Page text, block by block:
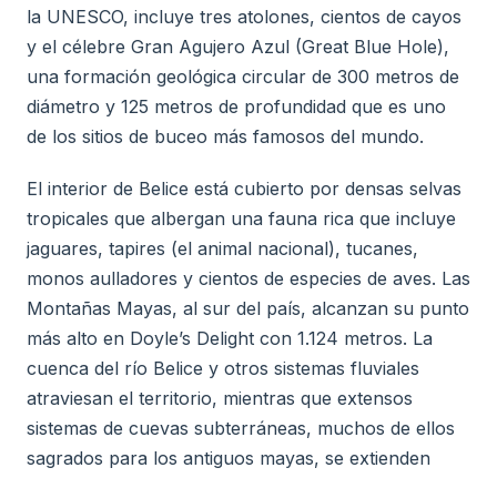
la UNESCO, incluye tres atolones, cientos de cayos
y el célebre Gran Agujero Azul (Great Blue Hole),
una formación geológica circular de 300 metros de
diámetro y 125 metros de profundidad que es uno
de los sitios de buceo más famosos del mundo.
El interior de Belice está cubierto por densas selvas
tropicales que albergan una fauna rica que incluye
jaguares, tapires (el animal nacional), tucanes,
monos aulladores y cientos de especies de aves. Las
Montañas Mayas, al sur del país, alcanzan su punto
más alto en Doyle’s Delight con 1.124 metros. La
cuenca del río Belice y otros sistemas fluviales
atraviesan el territorio, mientras que extensos
sistemas de cuevas subterráneas, muchos de ellos
sagrados para los antiguos mayas, se extienden